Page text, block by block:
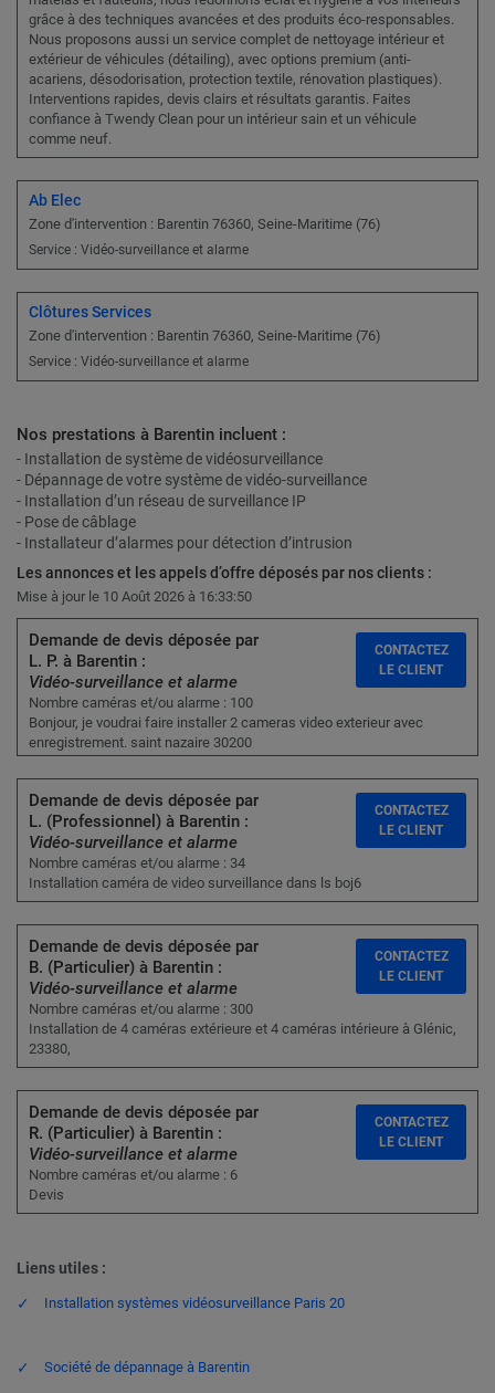
grâce à des techniques avancées et des produits éco-responsables.
Nous proposons aussi un service complet de nettoyage intérieur et
extérieur de véhicules (détailing), avec options premium (anti-
acariens, désodorisation, protection textile, rénovation plastiques).
Interventions rapides, devis clairs et résultats garantis. Faites
confiance à Twendy Clean pour un intérieur sain et un véhicule
comme neuf.
Ab Elec
Zone d'intervention : Barentin 76360, Seine-Maritime (76)
Service : Vidéo-surveillance et alarme
Clôtures Services
Zone d'intervention : Barentin 76360, Seine-Maritime (76)
Service : Vidéo-surveillance et alarme
Nos prestations à Barentin incluent :
- Installation de système de vidéosurveillance
- Dépannage de votre système de vidéo-surveillance
- Installation d’un réseau de surveillance IP
- Pose de câblage
- Installateur d’alarmes pour détection d’intrusion
Les annonces et les appels d’offre déposés par nos clients :
Mise à jour le 10 Août 2026 à 16:33:50
Demande de devis déposée par
L. P. à Barentin :
Vidéo-surveillance et alarme
Nombre caméras et/ou alarme : 100
Bonjour, je voudrai faire installer 2 cameras video exterieur avec
enregistrement. saint nazaire 30200
CONTACTEZ
LE CLIENT
Demande de devis déposée par
L. (Professionnel) à Barentin :
Vidéo-surveillance et alarme
Nombre caméras et/ou alarme : 34
Installation caméra de video surveillance dans ls boj6
CONTACTEZ
LE CLIENT
Demande de devis déposée par
B. (Particulier) à Barentin :
Vidéo-surveillance et alarme
Nombre caméras et/ou alarme : 300
Installation de 4 caméras extérieure et 4 caméras intérieure à Glénic,
23380,
CONTACTEZ
LE CLIENT
Demande de devis déposée par
R. (Particulier) à Barentin :
Vidéo-surveillance et alarme
Nombre caméras et/ou alarme : 6
Devis
CONTACTEZ
LE CLIENT
Liens utiles :
Installation systèmes vidéosurveillance Paris 20
Société de dépannage à Barentin